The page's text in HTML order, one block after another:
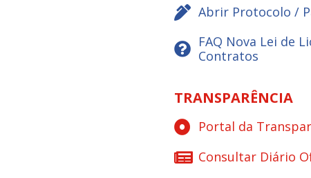
Abrir Protocolo /
FAQ Nova Lei de
Contratos
TRANSPARÊNCIA
Portal da
Consultar Diário